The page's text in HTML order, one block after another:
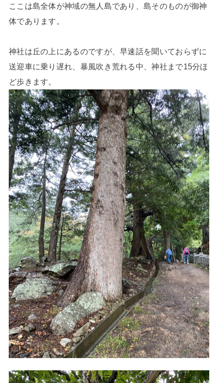
ここは島全体が神域の無人島であり、島そのものが御神
体であります。
神社は丘の上にあるのですが、早速話を聞いておらずに
送迎車に乗り遅れ、暴風吹き荒れる中、神社まで15分ほ
ど歩きます。